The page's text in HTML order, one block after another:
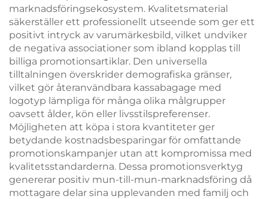
marknadsföringsekosystem. Kvalitetsmaterial
säkerställer ett professionellt utseende som ger ett
positivt intryck av varumärkesbild, vilket undviker
de negativa associationer som ibland kopplas till
billiga promotionsartiklar. Den universella
tilltalningen överskrider demografiska gränser,
vilket gör återanvändbara kassabagage med
logotyp lämpliga för många olika målgrupper
oavsett ålder, kön eller livsstilspreferenser.
Möjligheten att köpa i stora kvantiteter ger
betydande kostnadsbesparingar för omfattande
promotionskampanjer utan att kompromissa med
kvalitetsstandarderna. Dessa promotionsverktyg
genererar positiv mun-till-mun-marknadsföring då
mottagare delar sina upplevanden med familj och